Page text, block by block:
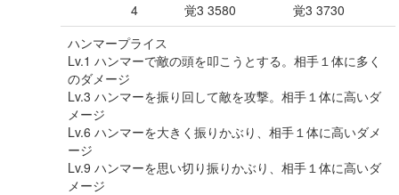
4
覚3 3580
覚3 3730
ハンマープライス
Lv.1 ハンマーで敵の頭を叩こうとする。相手１体に多く
のダメージ
Lv.3 ハンマーを振り回して敵を攻撃。相手１体に高いダ
メージ
Lv.6 ハンマーを大きく振りかぶり、相手１体に高いダメ
ージ
Lv.9 ハンマーを思い切り振りかぶり、相手１体に高いダ
メージ